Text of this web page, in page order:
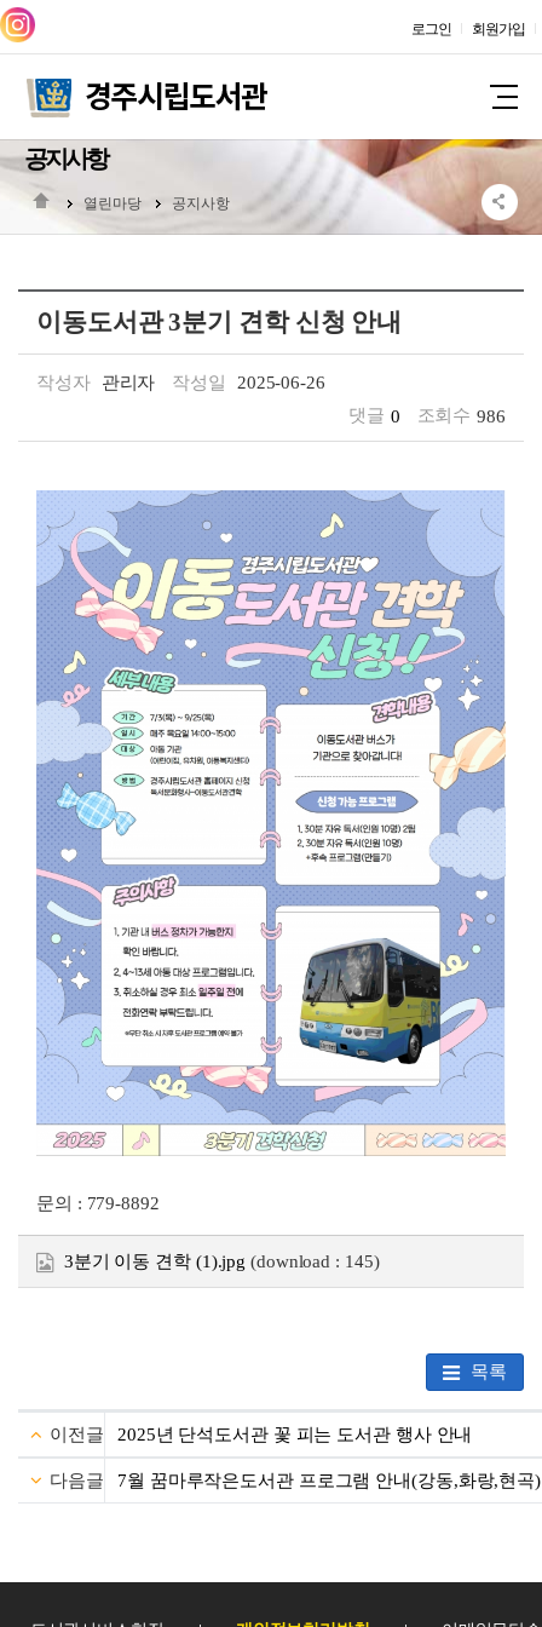
로그인 회원가입
공지사항
열린마당 공지사항
이동도서관 3분기 견학 신청 안내
작성자 관리자 작성일
2025-06-26
댓글 0 조회수 986
문의 : 779-8892
3분기 이동 견학 (1).jpg (download : 145)
목록
이전글 2025년 단석도서관 꽃 피는 도서관 행사 안내
다음글 7월 꿈마루작은도서관 프로그램 안내(강동,화랑,현곡)